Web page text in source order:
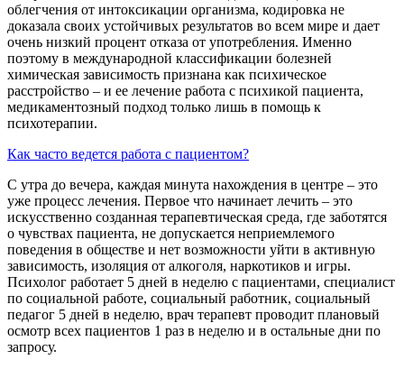
облегчения от интоксикации организма, кодировка не
доказала своих устойчивых результатов во всем мире и дает
очень низкий процент отказа от употребления. Именно
поэтому в международной классификации болезней
химическая зависимость признана как психическое
расстройство – и ее лечение работа с психикой пациента,
медикаментозный подход только лишь в помощь к
психотерапии.
Как часто ведется работа с пациентом?
С утра до вечера, каждая минута нахождения в центре – это
уже процесс лечения. Первое что начинает лечить – это
искусственно созданная терапевтическая среда, где заботятся
о чувствах пациента, не допускается неприемлемого
поведения в обществе и нет возможности уйти в активную
зависимость, изоляция от алкоголя, наркотиков и игры.
Психолог работает 5 дней в неделю с пациентами, специалист
по социальной работе, социальный работник, социальный
педагог 5 дней в неделю, врач терапевт проводит плановый
осмотр всех пациентов 1 раз в неделю и в остальные дни по
запросу.